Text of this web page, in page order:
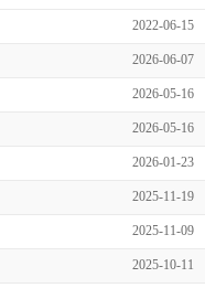
2022-06-15
2026-06-07
2026-05-16
2026-05-16
2026-01-23
2025-11-19
2025-11-09
2025-10-11